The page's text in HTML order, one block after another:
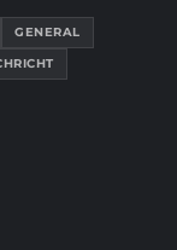
GENERAL